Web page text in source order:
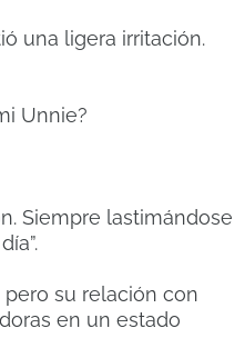
una ligera irritación.
Unnie?
Siempre lastimándose
su relación con
en un estado